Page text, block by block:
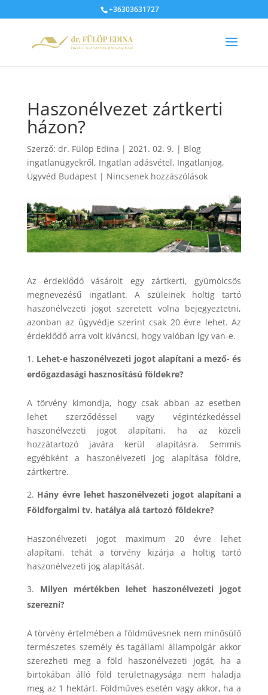
+36303631727
Haszonélvezet zártkerti
házon?
Szerző: dr. Fülöp Edina | 2021. 02. 9. | Blog
ingatlanügyekről, Ingatlan adásvétel, Ingatlanjog,
Ügyvéd Budapest| Nincsenek hozzászólások
Az érdeklődő vásárolt egy zártkerti, gyümölcsös
megnevezésű ingatlant. A szüleinek holtig tartó
haszonélvezeti jogot szeretett volna bejegyeztetni,
azonban az ügyvédje szerint csak 20 évre lehet. Az
érdeklődő arra volt kíváncsi, hogy valóban így van-e.
Lehet-e haszonélvezeti jogot alapítani a mező- és
erdőgazdasági hasznosítású földekre?
A törvény kimondja, hogy csak abban az esetben
lehet szerződéssel vagy végintézkedéssel
haszonélvezeti jogot alapítani, ha az közeli
hozzátartozó javára kerül alapításra. Semmis
egyébként a haszonélvezeti jog alapítása földre,
zártkertre.
Hány évre lehet haszonélvezeti jogot alapítani a
Földforgalmi tv. hatálya alá tartozó földekre?
Haszonélvezeti jogot maximum 20 évre lehet
alapítani, tehát a törvény kizárja a holtig tartó
haszonélvezeti jog alapítását.
Milyen mértékben lehet haszonélvezeti jogot
szerezni?
A törvény értelmében a földművesnek nem minősülő
természetes személy és tagállami állampolgár akkor
szerezheti meg a föld haszonélvezeti jogát, ha a
birtokában álló föld területnagysága nem haladja
meg az 1 hektárt. Földműves esetén vagy akkor, ha a